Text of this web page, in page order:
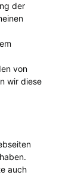
der
von
wir diese
auch